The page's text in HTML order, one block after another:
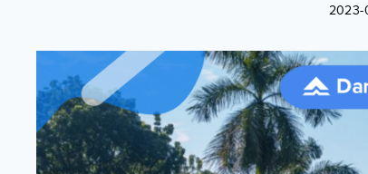
2023-